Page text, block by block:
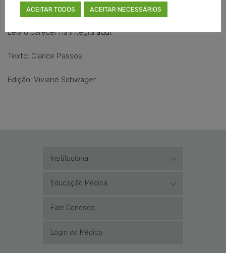
inocência.
Leia o parecer na íntegraaqui.
Texto: Clarice Passos
Edição: Viviane Schwäger
Institucional
Educação Médica
Fale Conosco
Login do Médico
ACEITAR TODOS ACEITAR NECESSÁRIOS